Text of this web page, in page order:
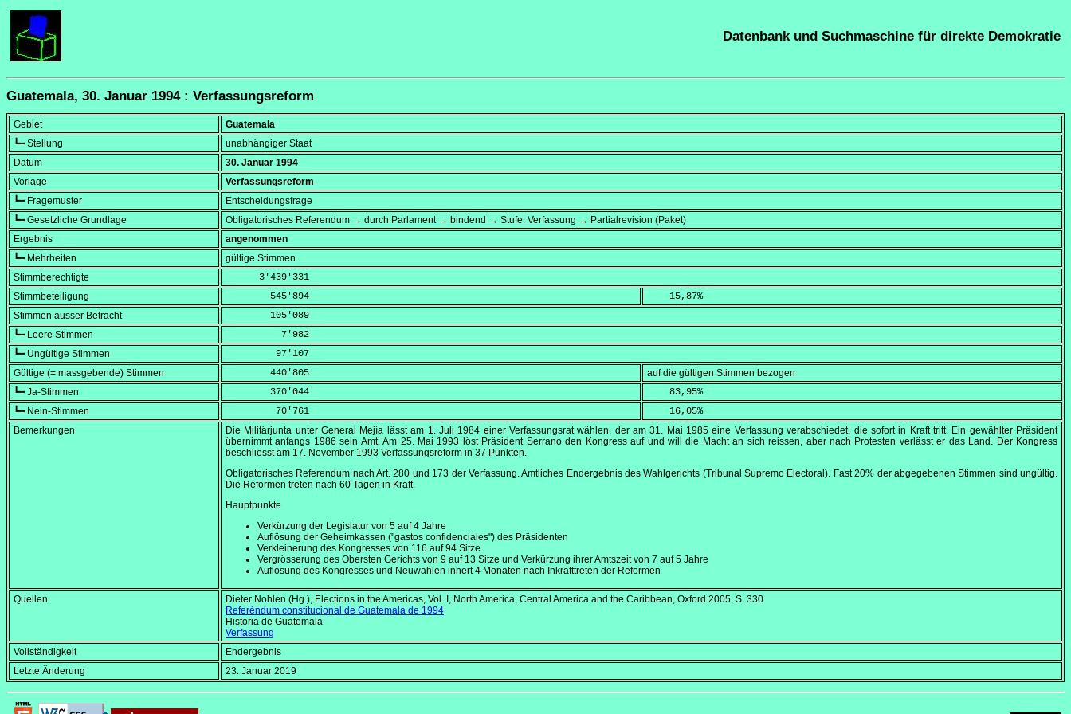
Datenbank und Suchmaschine für direkte Demokratie
Guatemala, 30. Januar 1994 : Verfassungsreform
Gebiet
Guatemala
┗━ Stellung
unabhängiger Staat
Datum
30. Januar 1994
Vorlage
Verfassungsreform
┗━ Fragemuster
Entscheidungsfrage
┗━ Gesetzliche Grundlage
Obligatorisches Referendum → durch Parlament → bindend → Stufe: Verfassung → Partialrevision (Paket)
Ergebnis
angenommen
┗━ Mehrheiten
gültige Stimmen
Stimmberechtigte
      3'439'331
Stimmbeteiligung
        545'894
    15,87
%
Stimmen ausser Betracht
        105'089
┗━ Leere Stimmen
          7'982
┗━ Ungültige Stimmen
         97'107
Gültige (= massgebende) Stimmen
        440'805
auf die gültigen Stimmen bezogen
┗━ Ja-Stimmen
        370'044
    83,95
%
┗━ Nein-Stimmen
         70'761
    16,05
%
Bemerkungen
Die Militärjunta unter General Mejía lässt am 1. Juli 1984 einer Verfassungsrat wählen, der am31. Mai 1985 eine Verfassung verabschiedet, die sofort in Kraft tritt. Ein gewählter Präsident
übernimmt anfangs 1986 sein Amt. Am 25. Mai 1993 löst Präsident Serrano den Kongress auf und will die Macht an sich reissen, aber nach Protesten verlässt er das Land. Der Kongress
beschliesst am 17. November 1993 Verfassungsreform in 37 Punkten.
Obligatorisches Referendum nach Art. 280 und 173 der Verfassung. Amtliches Endergebnis des Wahlgerichts (Tribunal Supremo Electoral). Fast 20% der abgegebenen Stimmen sind ungültig.
Die Reformen treten nach 60 Tagen in Kraft.
Hauptpunkte
Verkürzung der Legislatur von 5 auf 4 Jahre
Auflösung der Geheimkassen ("gastos confidenciales") des Präsidenten
Verkleinerung des Kongresses von 116 auf 94 Sitze
Vergrösserung des Obersten Gerichts von 9 auf 13 Sitze und Verkürzung ihrer Amtszeit von 7 auf 5 Jahre
Auflösung des Kongresses und Neuwahlen innert 4 Monaten nach Inkrafttreten der Reformen
Quellen Dieter Nohlen (Hg.), Elections in the Americas, Vol. I, North America, Central America and the Caribbean, Oxford 2005, S. 330
Referéndum constitucional de Guatemala de 1994
Historia de Guatemala
Verfassung
Vollständigkeit
Endergebnis
Letzte Änderung
23. Januar 2019